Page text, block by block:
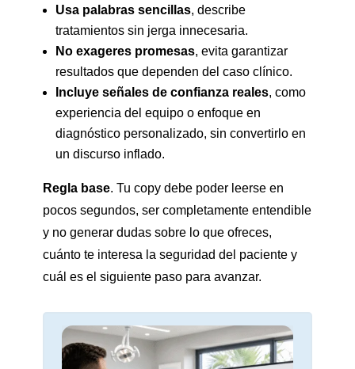
Usa palabras sencillas, describe
tratamientos sin jerga innecesaria.
No exageres promesas, evita garantizar
resultados que dependen del caso clínico.
Incluye señales de confianza reales, como
experiencia del equipo o enfoque en
diagnóstico personalizado, sin convertirlo en
un discurso inflado.
Regla base. Tu copy debe poder leerse en
pocos segundos, ser completamente entendible
y no generar dudas sobre lo que ofreces,
cuánto te interesa la seguridad del paciente y
cuál es el siguiente paso para avanzar.